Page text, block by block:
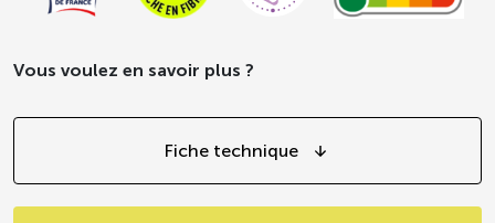
Vous voulez en savoir plus ?
Fiche technique